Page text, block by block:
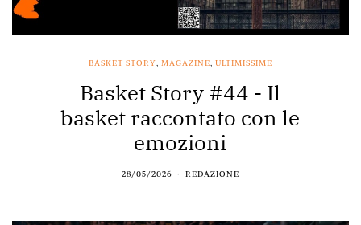
BASKET STORY, MAGAZINE, ULTIMISSIME
Basket Story #44 - Il
basket raccontato con le
emozioni
28/05/2026 REDAZIONE